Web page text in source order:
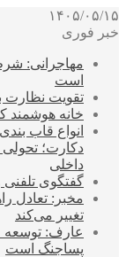
۱۴۰۵/۰۵/۱۵
خبر فوری
مهاجرانی:
است
تقویت نظارت
خانه هوشمند
انواع قاب
دکارت؛
داخلی
گفتگوی تلفنی
مخبر: تعادل
تغییر می‌کند
عارف: توسعه
پساجنگ است